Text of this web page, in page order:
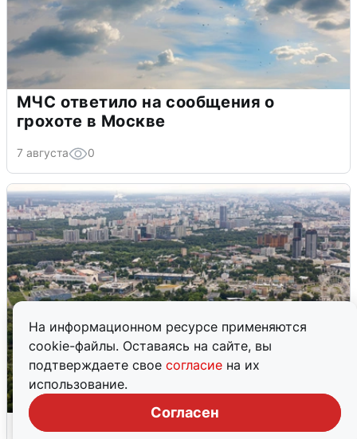
На информационном ресурсе применяются
cookie-файлы. Оставаясь на сайте, вы
подтверждаете свое согласие на их
использование.
Согласен
МЧС ответило на сообщения о
грохоте в Москве
7 августа 0
Москвичи услышали грохот, похожий